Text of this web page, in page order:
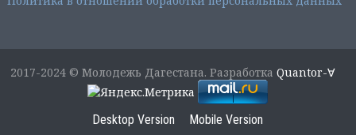
2017-2024 © Молодежь Дагестана. РазработкаQuantor-∀
Desktop Version Mobile Version